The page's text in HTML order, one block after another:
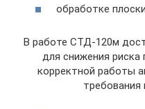
обработке
В работе СТД-120м
для снижения риска
корректной работы
требования